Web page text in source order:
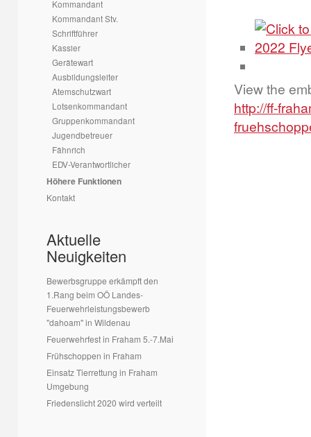
Kommandant
Kommandant Stv.
Schriftführer
Kassier
Gerätewart
Ausbildungsleiter
Atemschutzwart
Lotsenkommandant
Gruppenkommandant
Jugendbetreuer
Fähnrich
EDV-Verantwortlicher
Höhere Funktionen
Kontakt
Aktuelle
Neuigkeiten
Bewerbsgruppe erkämpft den
1.Rang beim OÖ Landes-
Feuerwehrleistungsbewerb
"dahoam" in Wildenau
Feuerwehrfest in Fraham 5.-7.Mai
Frühschoppen in Fraham
Einsatz Tierrettung in Fraham
Umgebung
Friedenslicht 2020 wird verteilt
View the
http://ff-